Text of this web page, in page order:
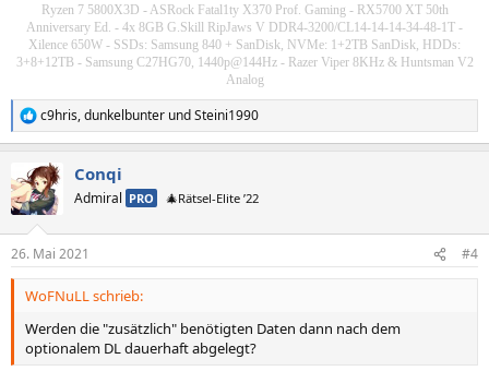
Ryzen 7 5800X3D - ASRock Fatal1ty X370 Prof. Gaming - RX5700 XT 50th
Anniversary Ed. - 4x 8GB G.Skill RipJaws V DDR4-3200/CL14-14-14-34-48-1T -
Xilence 650W - SSDs: Samsung 840 + SanDisk, NVMe: 1+2TB SanDisk, HDDs:
3+8+12TB - Samsung C27HG70, 1440p@144Hz - Razer Viper 8KHz & Huntsman V2
Analog
R
e
k
t
i
e
n
c9hris,dunkelbunter undSteini1990
Conqi
Admiral PRO 🎄Rätsel-Elite ’22
26. Mai 2021 #4
WoFNuLL schrieb:
Werden die "zusätzlich" benötigten Daten dann nach dem
optionalem DL dauerhaft abgelegt?